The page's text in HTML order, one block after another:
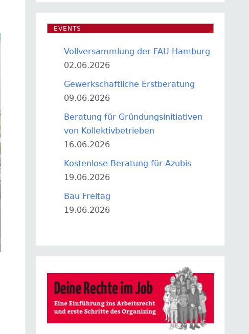
EVENTS
Vollversammlung der FAU Hamburg
02.06.2026
Gewerkschaftliche Erstberatung
09.06.2026
Beratung für Gründungsinitiativen
von Kollektivbetrieben
16.06.2026
Kostenlose Beratung für Azubis
19.06.2026
Bau Freitag
19.06.2026